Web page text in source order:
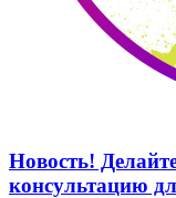
Новость!
консультацию